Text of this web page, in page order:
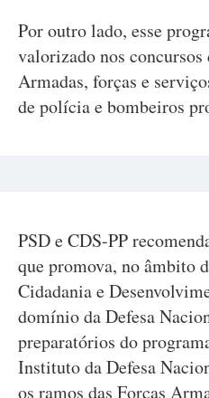
Por outro lado, esse
valorizado nos concursos
Armadas, forças e
de polícia e bombeiros
PSD e CDS-PP
que promova, no âmbito
Cidadania e
domínio da Defesa
preparatórios do
Instituto da Defesa
os ramos das Forças